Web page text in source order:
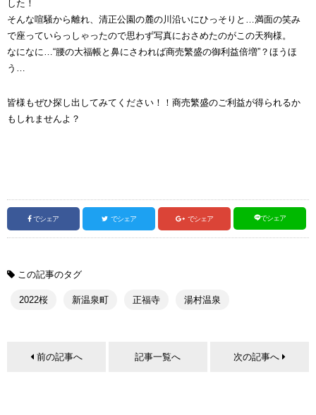
した！
そんな喧騒から離れ、清正公園の麓の川沿いにひっそりと…満面の笑み
で座っていらっしゃったので思わず写真におさめたのがこの天狗様。
なになに…“腰の大福帳と鼻にさわれば商売繁盛の御利益倍増”？ほうほ
う…
皆様もぜひ探し出してみてください！！商売繁盛のご利益が得られるか
もしれませんよ？
でシェア でシェア でシェア でシェア
この記事のタグ
2022桜 新温泉町 正福寺 湯村温泉
前の記事へ 記事一覧へ 次の記事へ